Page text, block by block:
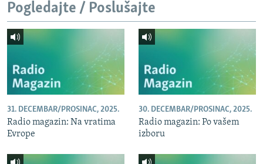
Pogledajte / Poslušajte
31. DECEMBAR/PROSINAC, 2025.
Radio magazin: Na vratima
Evrope
30. DECEMBAR/PROSINAC, 2025.
Radio magazin: Po vašem
izboru